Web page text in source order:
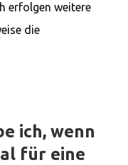
erfolgen weitere
die
ich, wenn
für eine